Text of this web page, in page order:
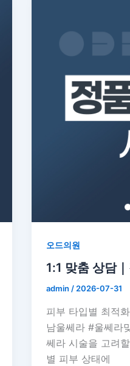
오드의원
1:1 맞춤 상담
admin /2026-07-31
피부 타입별 최적
남울쎄라 #울쎄라
쎄라 시술을 고려
별 피부 상태에